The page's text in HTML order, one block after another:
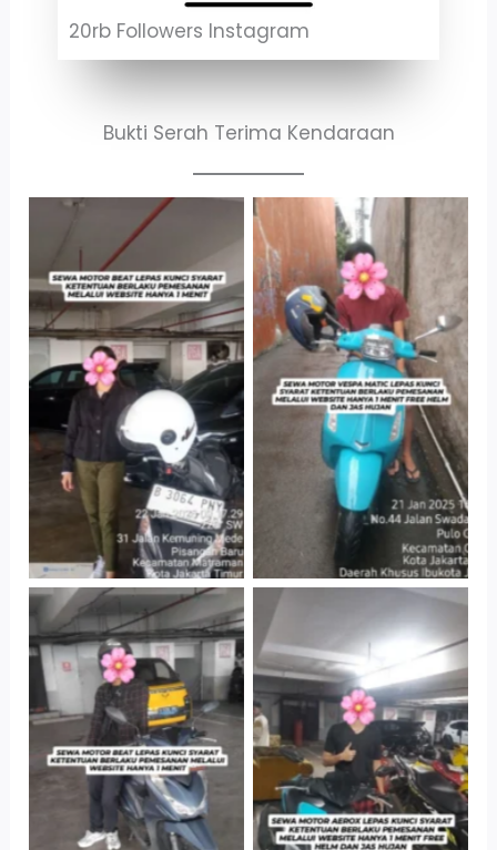
20rb Followers Instagram
Bukti Serah Terima Kendaraan
Cityplaza
Jatinegara Gedung
Parkir P6A
Antar Jemput
Kendaraan
Cityplaza
Jatinegara Gedung
Parkir P6A
Cityplaza
Jatinegara Gedung
Parkir P6A